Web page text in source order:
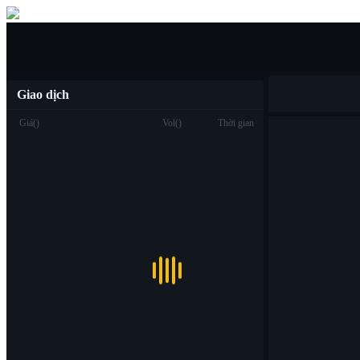
Giao dịch
Giá() Vol () Thời gian